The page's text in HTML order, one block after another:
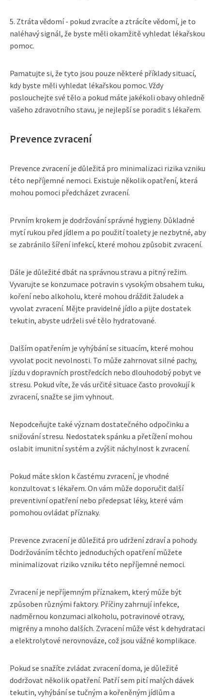
5. Ztráta vědomí - pokud zvracíte a ztrácíte vědomí, je to
naléhavý signál, že byste měli okamžitě vyhledat lékařskou
pomoc.
Pamatujte si, že tyto jsou pouze některé příklady situací,
kdy byste měli vyhledat lékařskou pomoc. Vždy
poslouchejte své tělo a pokud máte jakékoli obavy ohledně
vašeho zdravotního stavu, je nejlepší se poradit s lékařem.
Prevence zvracení
Prevence zvracení je důležitá pro minimalizaci rizika vzniku
této nepříjemné nemoci. Existuje několik opatření, která
mohou pomoci předcházet zvracení.
Prvním krokem je dodržování správné hygieny. Důkladné
mytí rukou před jídlem a po použití toalety je nezbytné, aby
se zabránilo šíření infekcí, které mohou způsobit zvracení.
Dále je důležité dbát na správnou stravu a pitný režim.
Vyvarujte se konzumace potravin s vysokým obsahem tuku,
koření nebo alkoholu, které mohou dráždit žaludek a
vyvolat zvracení. Mějte pravidelné jídlo a pijte dostatek
tekutin, abyste udrželi své tělo hydratované.
Dalším opatřením je vyhýbání se situacím, které mohou
vyvolat pocit nevolnosti. To může zahrnovat silné pachy,
jízdu v dopravních prostředcích nebo dlouhodobý pobyt ve
stresu. Pokud víte, že vás určité situace často provokují k
zvracení, snažte se jim vyhnout.
Nepodceňujte také význam dostatečného odpočinku a
snižování stresu. Nedostatek spánku a přetížení mohou
oslabit imunitní systém a zvýšit náchylnost k zvracení.
Pokud máte sklon k častému zvracení, je vhodné
konzultovat s lékařem. On vám může doporučit další
preventivní opatření nebo předepsat léky, které vám
pomohou ovládat příznaky.
Prevence zvracení je důležitá pro udržení zdraví a pohody.
Dodržováním těchto jednoduchých opatření můžete
minimalizovat riziko vzniku této nepříjemné nemoci.
Zvracení je nepříjemným příznakem, který může být
způsoben různými faktory. Příčiny zahrnují infekce,
nadměrnou konzumaci alkoholu, potravinové otravy,
migrény a mnoho dalších. Zvracení může vést k dehydrataci
a elektrolytové nerovnováze, což jsou vážné komplikace.
Pokud se snažíte zvládat zvracení doma, je důležité
dodržovat několik opatření. Patří sem pití malých dávek
tekutin, vyhýbání se tučným a kořeněným jídlům a